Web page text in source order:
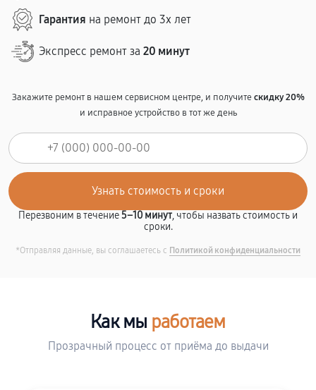
Гарантия на ремонт до 3х лет
Экспресс ремонт за 20 минут
Закажите ремонт в нашем сервисном центре, и получитескидку 20%
и исправное устройство в тот же день
Перезвоним в течение5–10 минут, чтобы назвать стоимость и
сроки.
*Отправляя данные, вы соглашаетесь с Политикой конфиденциальности
Как мы работаем
Прозрачный процесс от приёма до выдачи